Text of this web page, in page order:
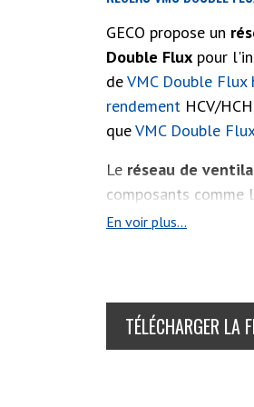
GECO propose un
Double Flux pour
deVMC Double Flux
rendement HCV/
queVMC Double
Le réseau de
composants comme
ventilation, caissons
dimensionner tous
nécessaires.
En voir plus...
TÉLÉCHARGER LA